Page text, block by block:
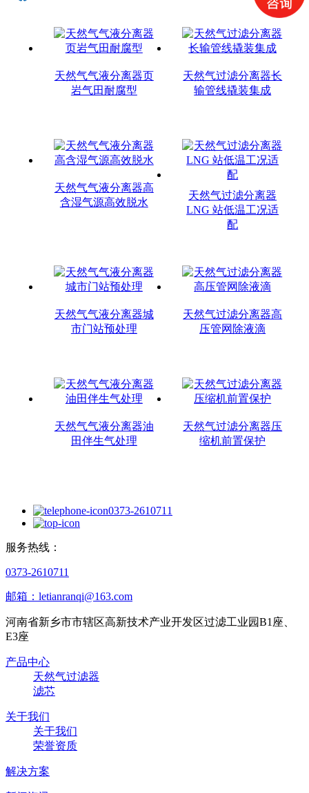
天然气气液分离器页
岩气田耐腐型
天然气过滤分离器长
输管线撬装集成
天然气气液分离器高
含湿气源高效脱水
天然气过滤分离器
LNG 站低温工况适
配
天然气气液分离器城
市门站预处理
天然气过滤分离器高
压管网除液滴
天然气气液分离器油
田伴生气处理
天然气过滤分离器压
缩机前置保护
0373-2610711
服务热线：
0373-2610711
邮箱：letianranqi@163.com
河南省新乡市市辖区高新技术产业开发区过滤工业园B1座、
E3座
产品中心
天然气过滤器
滤芯
关于我们
关于我们
荣誉资质
解决方案